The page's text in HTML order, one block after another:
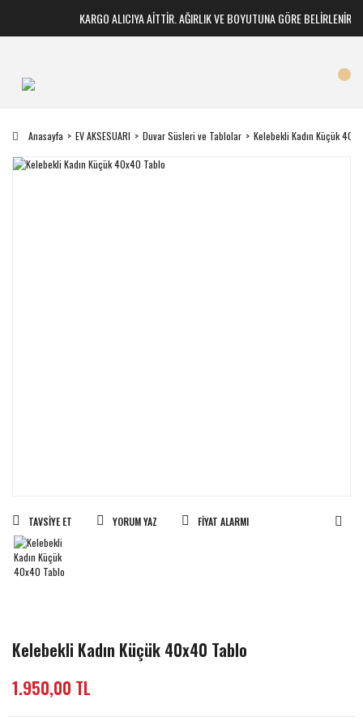
KARGO ALICIYA AİTTİR. AĞIRLIK VE BOYUTUNA GÖRE BELİRLENİR
Anasayfa EV AKSESUARI Duvar Süsleri ve Tablolar Kelebekli Kadın Küçük
TAVSIYE ET YORUM YAZ FIYAT ALARMI
Kelebekli Kadın Küçük 40x40 Tablo
1.950,00 TL